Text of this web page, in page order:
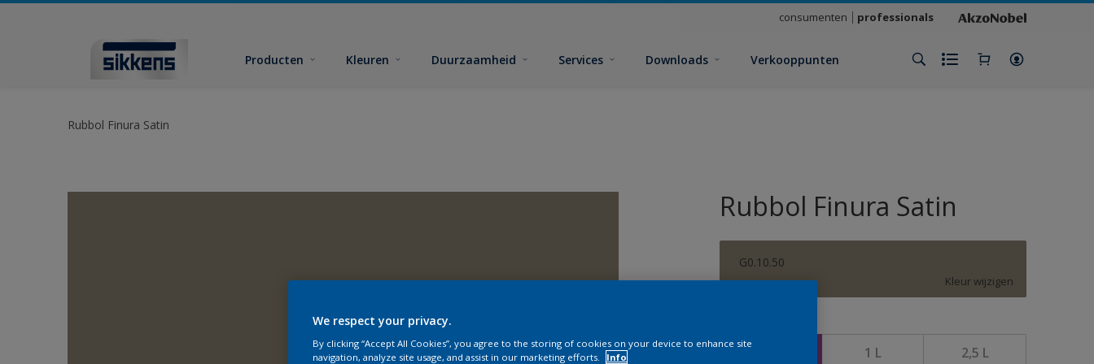
consumenten professionals
Producten Kleuren Duurzaamheid Services Downloads Verkooppunten
Rubbol Finura Satin
Rubbol Finura Satin
G0.10.50
Kleur wijzigen
500 ML 1 L 2,5 L
We respect your privacy.
By clicking “Accept All Cookies”, you agree to the storing of cookies on your device to enhance site
navigation, analyze site usage, and assist in our marketing efforts.
Info